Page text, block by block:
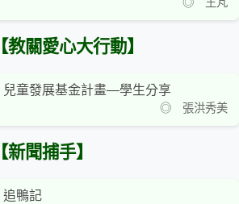
◎ 王芃
【教關愛心大行動】
兒童發展基金計畫—學生分享
◎ 張洪秀美
【新聞捕手】
追鴨記